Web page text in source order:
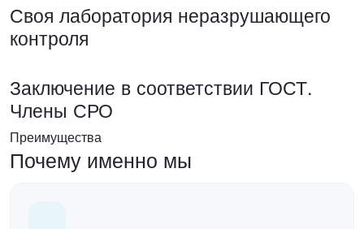
Своя лаборатория неразрушающего
контроля
Заключение в соответствии ГОСТ.
Члены СРО
Преимущества
Почему именно мы